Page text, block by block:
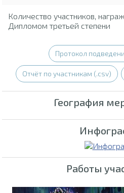
Количество участников,
Дипломом третьей степени
Протокол
Отчёт по участникам (.csv)
География
Работы